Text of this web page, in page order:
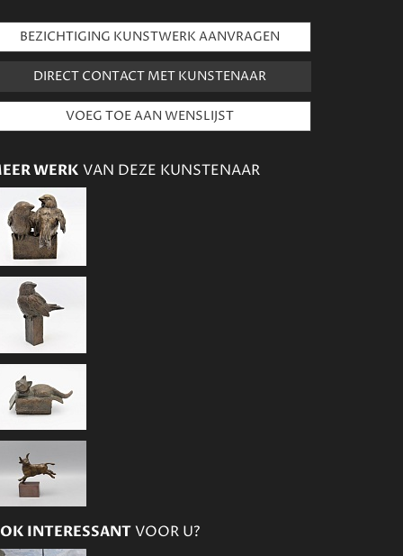
BEZICHTIGING KUNSTWERK AANVRAGEN
DIRECT CONTACT MET KUNSTENAAR
WERK VAN DEZE KUNSTENAAR
INTERESSANTVOOR U?